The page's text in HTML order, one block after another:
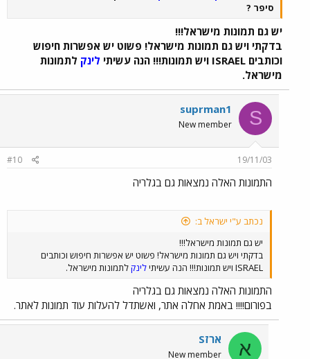
סיפר ?
יש גם תמונות מישראל!!!
בדקתי ויש גם תמונות מישראל! פשוט יש אפשרות חיפוש
וכותבים ISRAEL ויש תמונות!!! הנה עשיתי
לינק לתמונות
מישראל.
S
suprman1
New member
19/11/03
#10
התמונות האלה נמצאות גם בגלריה
נכתב ע"י ישראל ב:
יש גם תמונות מישראל!!!
בדקתי ויש גם תמונות מישראל! פשוט יש אפשרות חיפוש וכותבים
ISRAEL ויש תמונות!!! הנה עשיתי
לינקלתמונות מישראל.
התמונות האלה נמצאות גם בגלריה
בפורום!!!! באמת אחלה אתר, ואשתדל להעלות עוד תמונות לאתר.
א ארזS
New member